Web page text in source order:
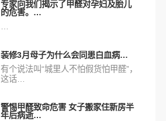
专家向我们揭示了甲醛对孕妇及胎儿
的危害。…
装修3月母子为什么会同患白血病…
有个说法叫“城里人不怕假货怕甲醛”，
这话…
警惕甲醛致命危害 女子搬家住新房半
年后病逝…